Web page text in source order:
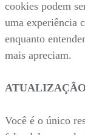
cookies podem
uma experiência
enquanto
mais apreciam.
Você é o único